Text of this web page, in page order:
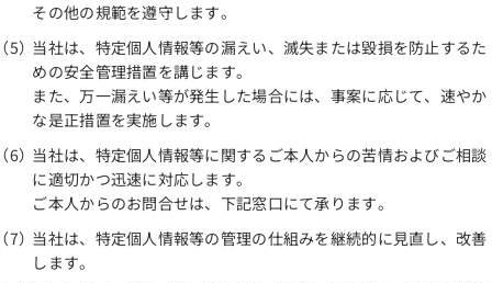
その他の規範を遵守します。
当社は、特定個人情報等の漏えい、滅失または毀損を防止するた
めの安全管理措置を講じます。
また、万一漏えい等が発生した場合には、事案に応じて、速やか
な是正措置を実施します。
当社は、特定個人情報等に関するご本人からの苦情およびご相談
に適切かつ迅速に対応します。
ご本人からのお問合せは、下記窓口にて承ります。
当社は、特定個人情報等の管理の仕組みを継続的に見直し、改善
します。